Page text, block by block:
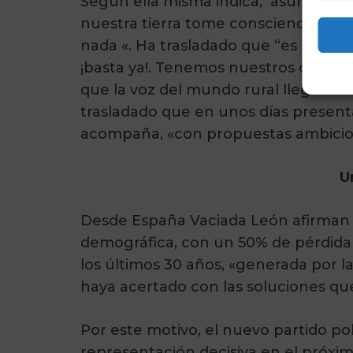
nuestra tierra tome consciencia de
nada «. Ha trasladado que “es
¡basta ya!. Tenemos nuestros
que la voz del mundo rural llegue
trasladado que en unos días
acompaña, «con propuestas
Desde España Vaciada León
demográfica, con un 50% de
los últimos 30 años, «generada por
haya acertado con las soluciones
Por este motivo, el nuevo partido